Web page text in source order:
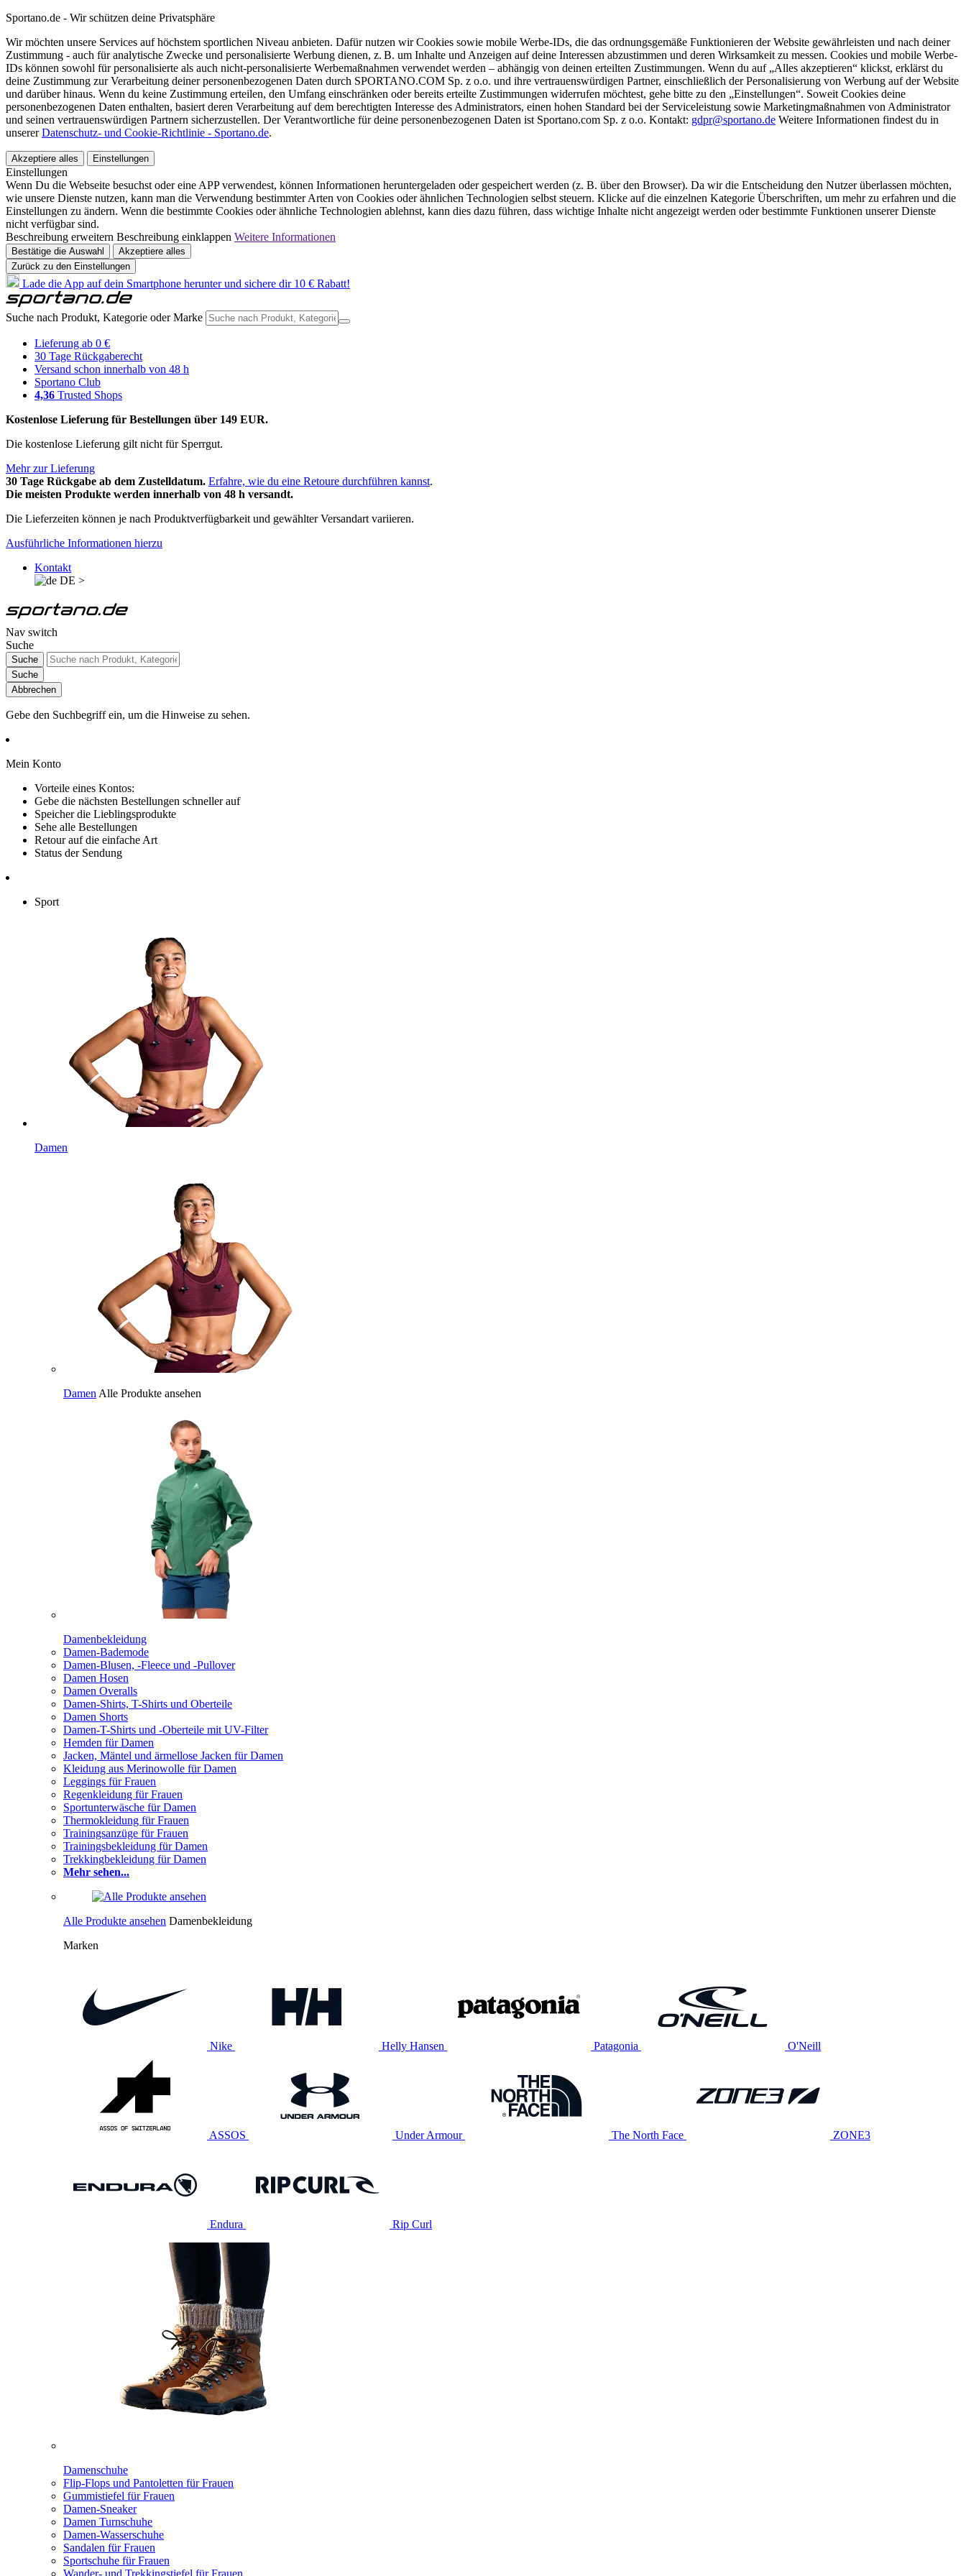
Sportano.de - Wir schützen deine Privatsphäre
Wir möchten unsere Services auf höchstem sportlichen Niveau anbieten. Dafür nutzen wir Cookies sowie mobile Werbe-IDs, die das ordnungsgemäße Funktionieren der Website gewährleisten und nach deiner
Zustimmung - auch für analytische Zwecke und personalisierte Werbung dienen, z. B. um Inhalte und Anzeigen auf deine Interessen abzustimmen und deren Wirksamkeit zu messen. Cookies und mobile Werbe-
IDs können sowohl für personalisierte als auch nicht-personalisierte Werbemaßnahmen verwendet werden – abhängig von deinen erteilten Zustimmungen. Wenn du auf „Alles akzeptieren“ klickst, erklärst du
deine Zustimmung zur Verarbeitung deiner personenbezogenen Daten durch SPORTANO.COM Sp. z o.o. und ihre vertrauenswürdigen Partner, einschließlich der Personalisierung von Werbung auf der Website
und darüber hinaus. Wenn du keine Zustimmung erteilen, den Umfang einschränken oder bereits erteilte Zustimmungen widerrufen möchtest, gehe bitte zu den „Einstellungen“. Soweit Cookies deine
personenbezogenen Daten enthalten, basiert deren Verarbeitung auf dem berechtigten Interesse des Administrators, einen hohen Standard bei der Serviceleistung sowie Marketingmaßnahmen von Administrator
und seinen vertrauenswürdigen Partnern sicherzustellen. Der Verantwortliche für deine personenbezogenen Daten ist Sportano.com Sp. z o.o. Kontakt: gdpr@sportano.de Weitere Informationen findest du in
unsererDatenschutz- und Cookie-Richtlinie - Sportano.de.
Akzeptiere alles Einstellungen
Einstellungen
Wenn Du die Webseite besuchst oder eine APP verwendest, können Informationen heruntergeladen oder gespeichert werden (z. B. über den Browser). Da wir die Entscheidung den Nutzer überlassen möchten,
wie unsere Dienste nutzen, kann man die Verwendung bestimmter Arten von Cookies oder ähnlichen Technologien selbst steuern. Klicke auf die einzelnen Kategorie Überschriften, um mehr zu erfahren und die
Einstellungen zu ändern. Wenn die bestimmte Cookies oder ähnliche Technologien ablehnst, kann dies dazu führen, dass wichtige Inhalte nicht angezeigt werden oder bestimmte Funktionen unserer Dienste
nicht verfügbar sind.
Beschreibung erweitern Beschreibung einklappen Weitere Informationen
Bestätige die Auswahl
Akzeptiere alles
Zurück zu den Einstellungen
Lade die App auf dein Smartphone herunter und sichere dir 10 € Rabatt!
Suche nach Produkt, Kategorie oder Marke
Lieferung ab 0 €
30 Tage Rückgaberecht
Versand schon innerhalb von 48 h
Sportano Club
4,36 Trusted Shops
Kostenlose Lieferung für Bestellungen über 149 EUR.
Die kostenlose Lieferung gilt nicht für Sperrgut.
Mehr zur Lieferung
30 Tage Rückgabe ab dem Zustelldatum. Erfahre, wie du eine Retoure durchführen kannst.
Die meisten Produkte werden innerhalb von 48 h versandt.
Die Lieferzeiten können je nach Produktverfügbarkeit und gewählter Versandart variieren.
Ausführliche Informationen hierzu
Kontakt
DE >
Nav switch
Suche
Suche
Suche
Abbrechen
Gebe den Suchbegriff ein, um die Hinweise zu sehen.
Mein Konto
Vorteile eines Kontos:
Gebe die nächsten Bestellungen schneller auf
Speicher die Lieblingsprodukte
Sehe alle Bestellungen
Retour auf die einfache Art
Status der Sendung
Sport
Damen
Damen Alle Produkte ansehen
Damenbekleidung
Damen-Bademode
Damen-Blusen, -Fleece und -Pullover
Damen Hosen
Damen Overalls
Damen-Shirts, T-Shirts und Oberteile
Damen Shorts
Damen-T-Shirts und -Oberteile mit UV-Filter
Hemden für Damen
Jacken, Mäntel und ärmellose Jacken für Damen
Kleidung aus Merinowolle für Damen
Leggings für Frauen
Regenkleidung für Frauen
Sportunterwäsche für Damen
Thermokleidung für Frauen
Trainingsanzüge für Frauen
Trainingsbekleidung für Damen
Trekkingbekleidung für Damen
Mehr sehen...
Alle Produkte ansehen Damenbekleidung
Marken
Nike Helly Hansen Patagonia O'Neill
ASSOS Under Armour The North Face ZONE3
Endura Rip Curl
Damenschuhe
Flip-Flops und Pantoletten für Frauen
Gummistiefel für Frauen
Damen-Sneaker
Damen Turnschuhe
Damen-Wasserschuhe
Sandalen für Frauen
Sportschuhe für Frauen
Wander- und Trekkingstiefel für Frauen